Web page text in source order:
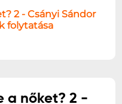
2 - Csányi Sándor
folytatása
a nőket? 2 -